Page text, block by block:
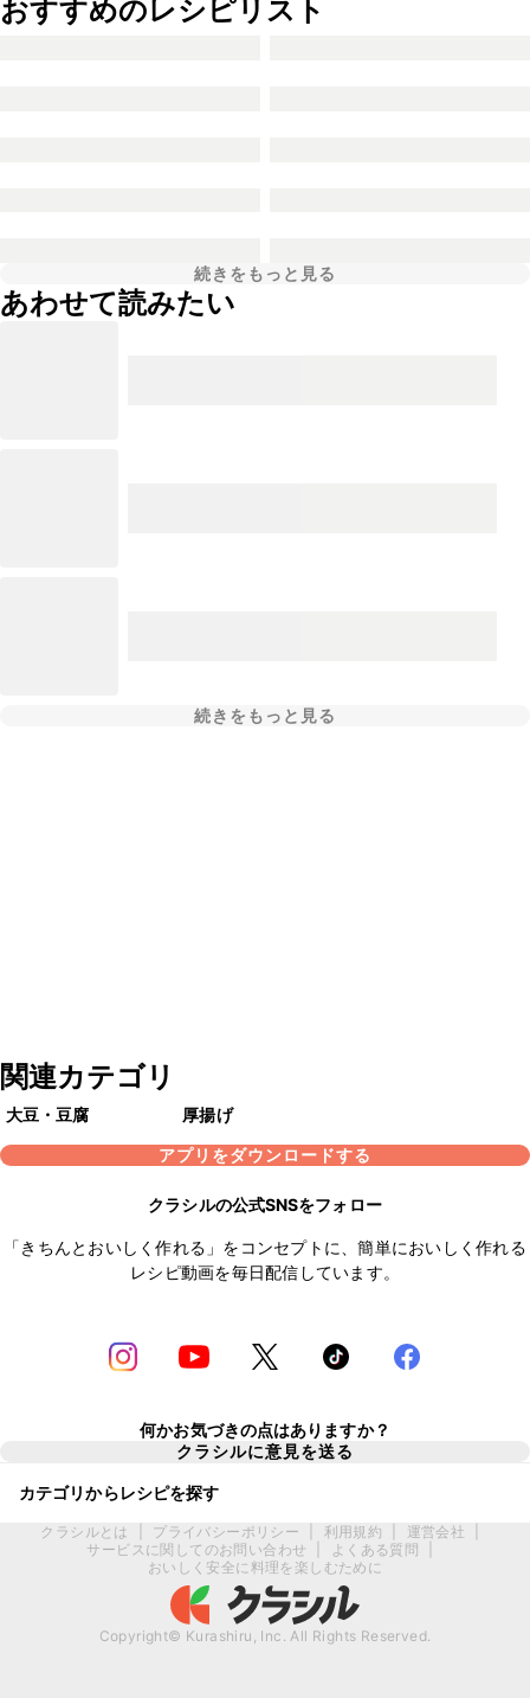
おすすめのレシピリスト
続きをもっと見る
あわせて読みたい
続きをもっと見る
関連カテゴリ
大豆・豆腐
厚揚げ
アプリをダウンロードする
クラシルの公式SNSをフォロー
「きちんとおいしく作れる」をコンセプトに、簡単においしく作れる
レシピ動画を毎日配信しています。
何かお気づきの点はありますか？
クラシルに意見を送る
カテゴリからレシピを探す
クラシルとは プライバシーポリシー 利用規約 運営会社
サービスに関してのお問い合わせ
よくある質問
おいしく安全に料理を楽しむために
Copyright© Kurashiru, Inc. All Rights Reserved.